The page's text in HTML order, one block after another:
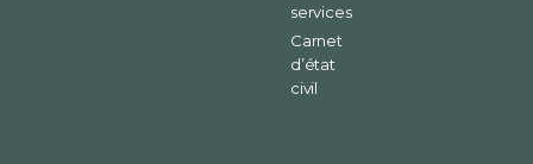
services
Carnet
d’état
civil